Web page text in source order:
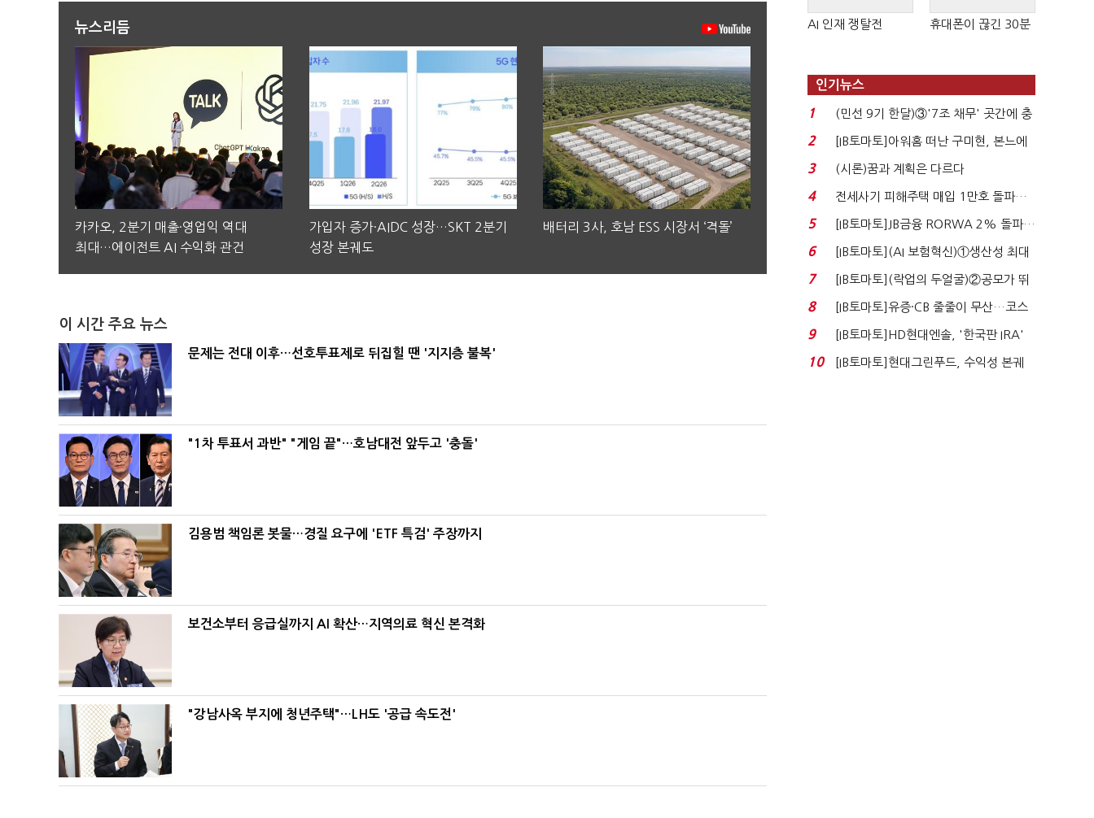
뉴스리듬
카카오, 2분기 매출·영업익 역대
최대…에이전트 AI 수익화 관건
가입자 증가·AIDC 성장…SKT 2분기
성장 본궤도
배터리 3사, 호남 ESS 시장서 ‘격돌’
이 시간 주요 뉴스
문제는 전대 이후…선호투표제로 뒤집힐 땐 '지지층 불복'
"1차 투표서 과반" "게임 끝"…호남대전 앞두고 '충돌'
김용범 책임론 봇물…경질 요구에 'ETF 특검' 주장까지
보건소부터 응급실까지 AI 확산…지역의료 혁신 본격화
"강남사옥 부지에 청년주택"…LH도 '공급 속도전'
AI 인재 쟁탈전 휴대폰이 끊긴 30분
인기뉴스
1
(민선 9기 한달)③'7조 채무' 곳간에 충
격…추미애, 20년...
2
[IB토마토]아워홈 떠난 구미현, 본느에
340억 베팅…가...
3 (시론)꿈과 계획은 다르다
4
전세사기 피해주택 매입 1만호 돌파…
누적 피해자 4만2...
5
[IB토마토]JB금융 RORWA 2% 돌파…
실적 견인은 은행 ...
6
[IB토마토](AI 보험혁신)①생산성 최대
80% 개선…현실...
7
[IB토마토](락업의 두얼굴)②공모가 뛰
자 첫날 매도…FI ...
8
[IB토마토]유증·CB 줄줄이 무산…코스
닥 벌점 급증에 ...
9
[IB토마토]HD현대엔솔, '한국판 IRA'
수혜 부상…세액공...
10
[IB토마토]현대그린푸드, 수익성 본궤